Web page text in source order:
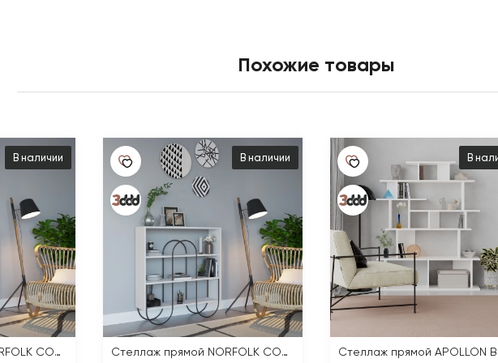
Похожие товары
В наличии
Стеллаж прямой NORFOLK CONSOLE
В наличии
Стеллаж прямой NORFOLK CONSOLE
В